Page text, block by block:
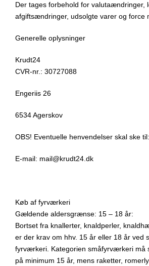
Der tages forbehold for valutaændringer,
afgiftsændringer, udsolgte varer og force
Generelle oplysninger
Krudt24
CVR-nr.: 30727088
Engeriis 26
6534 Agerskov
OBS! Eventuelle henvendelser skal ske til:
E-mail: mail@krudt24.dk
Køb af fyrværkeri
Gældende aldersgrænse: 15 – 18 år:
Bortset fra knallerter, knaldperler,
er der krav om hhv. 15 år eller 18 år ved
fyrværkeri. Kategorien småfyrværkeri må
på minimum 15 år, mens raketter,